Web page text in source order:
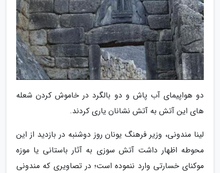
دو هواپیمای آب پاش و دو بالگرد در خاموش کردن شعله
های این آتش به آتش نشانان یاری کردند.
لینا مندونی، وزیر فرهنگ یونان روز دوشنبه در بازدید از این
محوطه اظهار داشت آتش سوزی به آثار باستانی یا موزه
موکنای خسارتی وارد ننموده است؛ در تصاویری که مندونی